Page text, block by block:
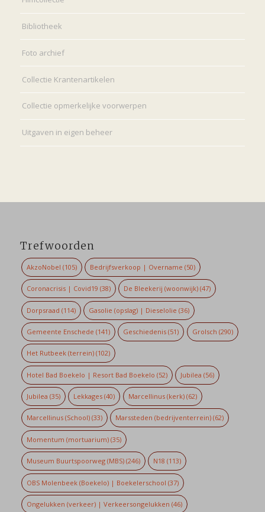
Bibliotheek
Foto archief
Collectie Krantenartikelen
Collectie opmerkelijke voorwerpen
Uitgaven in eigen beheer
Trefwoorden
AkzoNobel (105) Bedrijfsverkoop | Overname (50)
Coronacrisis | Covid19 (38) De Bleekerij (woonwijk) (47)
Dorpsraad (114) Gasolie (opslag) | Dieselolie (36)
Gemeente Enschede (141) Geschiedenis (51) Grolsch (290)
Het Rutbeek (terrein)(102)
Hotel Bad Boekelo | Resort Bad Boekelo (52) Jubilea (56)
Jubilea (35) Lekkages (40) Marcellinus (kerk)(62)
Marcellinus (School)(33) Marssteden (bedrijventerrein) (62)
Momentum (mortuarium)(35)
Museum Buurtspoorweg (MBS)(246) N18 (113)
OBS Molenbeek (Boekelo) | Boekelerschool (37)
Ongelukken (verkeer) | Verkeersongelukken (46)